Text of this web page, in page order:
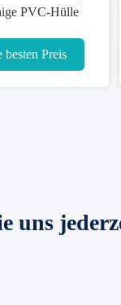
PVC-Hülle
besten Preis
uns